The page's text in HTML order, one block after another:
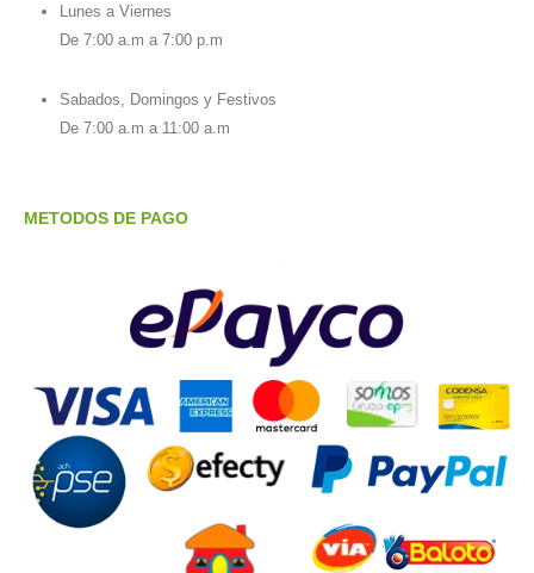
Lunes a Viernes
De 7:00 a.m a 7:00 p.m
Sabados, Domingos y Festivos
De 7:00 a.m a 11:00 a.m
METODOS DE PAGO